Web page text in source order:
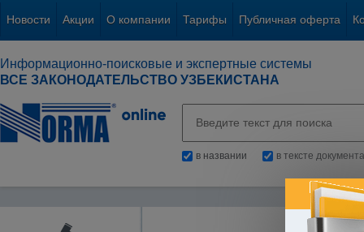
Новости Акции О компании Тарифы Публичная оферта
Информационно-поисковые и экспертные системы
ВСЕ ЗАКОНОДАТЕЛЬСТВО УЗБЕКИСТАНА
в названии в тексте документа